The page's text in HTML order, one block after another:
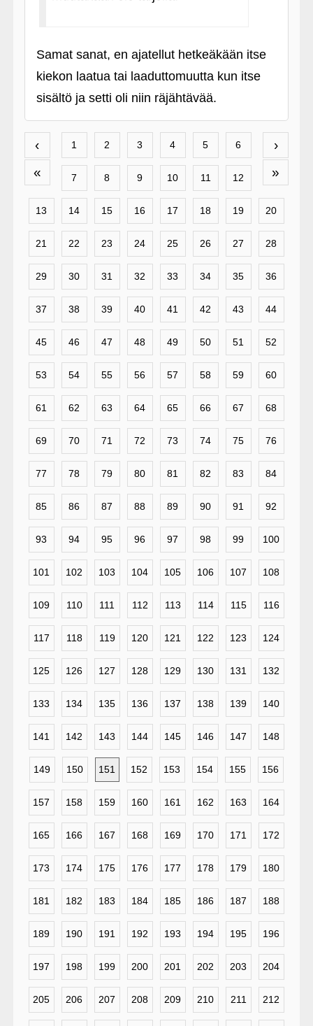
Samat sanat, en ajatellut hetkeäkään itse
kiekon laatua tai laaduttomuutta kun itse
sisältö ja setti oli niin räjähtävää.
‹
«
›
»
1 2 3 4 5 6
7 8 9 10 11 12
13 14 15 16 17 18 19 20
21 22 23 24 25 26 27 28
29 30 31 32 33 34 35 36
37 38 39 40 41 42 43 44
45 46 47 48 49 50 51 52
53 54 55 56 57 58 59 60
61 62 63 64 65 66 67 68
69 70 71 72 73 74 75 76
77 78 79 80 81 82 83 84
85 86 87 88 89 90 91 92
93 94 95 96 97 98 99 100
101 102 103 104 105 106 107 108
109 110 111 112 113 114 115 116
117 118 119 120 121 122 123 124
125 126 127 128 129 130 131 132
133 134 135 136 137 138 139 140
141 142 143 144 145 146 147 148
149 150 151 152 153 154 155 156
157 158 159 160 161 162 163 164
165 166 167 168 169 170 171 172
173 174 175 176 177 178 179 180
181 182 183 184 185 186 187 188
189 190 191 192 193 194 195 196
197 198 199 200 201 202 203 204
205 206 207 208 209 210 211 212